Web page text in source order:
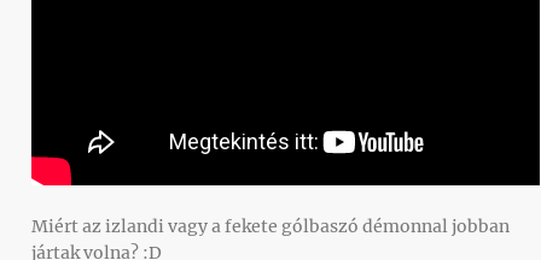
Miért az izlandi vagy a fekete gólbaszó démonnal jobban
jártak volna? :D